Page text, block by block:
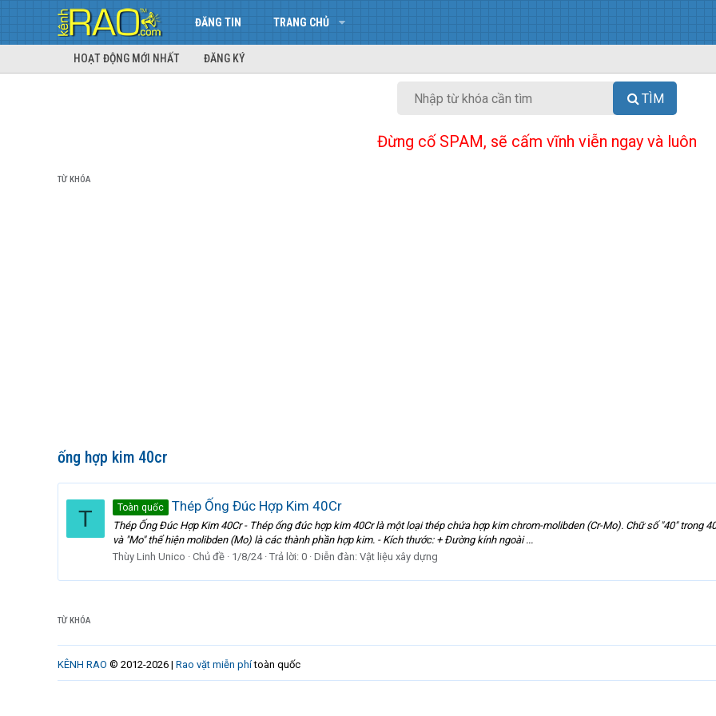
ĐĂNG TIN TRANG CHỦ
HOẠT ĐỘNG MỚI NHẤT ĐĂNG KÝ
TÌM
Đừng cố SPAM, sẽ cấm vĩnh viễn ngay và luôn
TỪ KHÓA
ống hợp kim 40cr
T Toàn quốc Thép Ống Đúc Hợp Kim 40Cr
Thép Ống Đúc Hợp Kim 40Cr - Thép ống đúc hợp kim 40Cr là một loại thép chứa hợp kim chrom-molibden (Cr-Mo). Chữ số "40" trong
và "Mo" thể hiện molibden (Mo) là các thành phần hợp kim. - Kích thước: + Đường kính ngoài ...
Thùy Linh Unico
Chủ đề 1/8/24 Trả lời: 0 Diễn đàn: Vật liệu xây dựng
TỪ KHÓA
KÊNH RAO © 2012-2026 | Rao vặt miễn phítoàn quốc